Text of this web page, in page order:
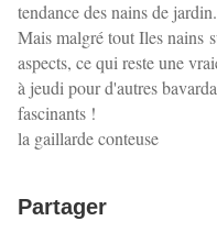
tendance des nains de jardin.
Mais malgré tout Iles nains
aspects, ce qui reste une
à jeudi pour d'autres
fascinants !
la gaillarde conteuse
Partager